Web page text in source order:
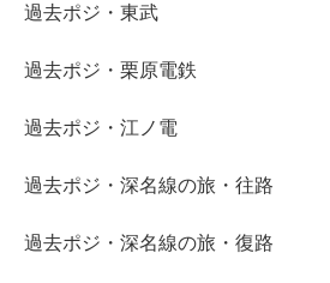
過去ポジ・東武
過去ポジ・栗原電鉄
過去ポジ・江ノ電
過去ポジ・深名線の旅・往路
過去ポジ・深名線の旅・復路